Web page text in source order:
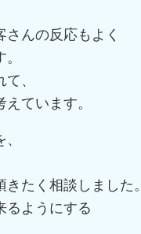
んの反応もよく
、
ています。
たく相談しました。
るようにする